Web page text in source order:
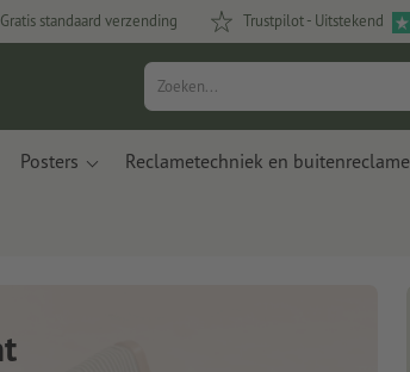
Gratis standaard verzending Trustpilot - Uitstekend
Posters Reclametechniek en buitenreclame